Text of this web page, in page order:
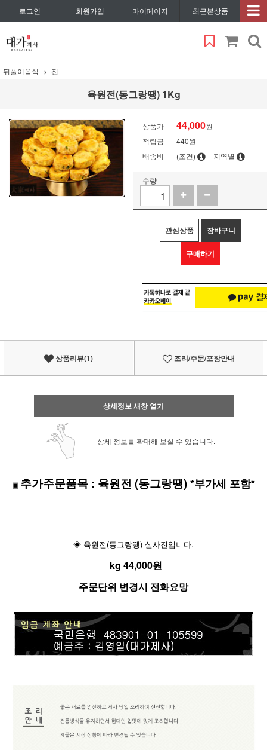
로그인 회원가입 마이페이지 최근본상품
뒤풀이음식 전
육원전(동그랑땡) 1Kg
상품가 44,000원
적립금
440원
배송비
(조건) 지역별
수량
관심상품 장바구니
구매하기
상품리뷰(1) 조리/주문/포장안내
상세정보 새창 열기
상세 정보를 확대해 보실 수 있습니다.
▣ 추가주문품목 : 육원전 (동그랑땡)*부가세 포함*
◈ 육원전(동그랑땡) 실사진입니다.
kg 44,000원
주문단위 변경시 전화요망